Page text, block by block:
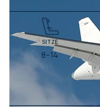
SITZE
8-14